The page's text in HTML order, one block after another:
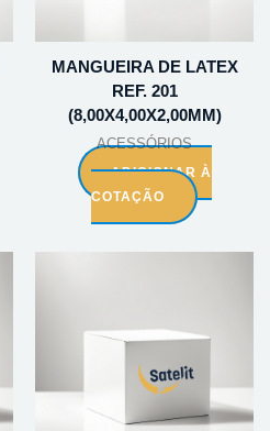
MANGUEIRA DE LATEX
REF. 201
(8,00X4,00X2,00MM)
ACESSÓRIOS
ADICIONAR À
COTAÇÃO